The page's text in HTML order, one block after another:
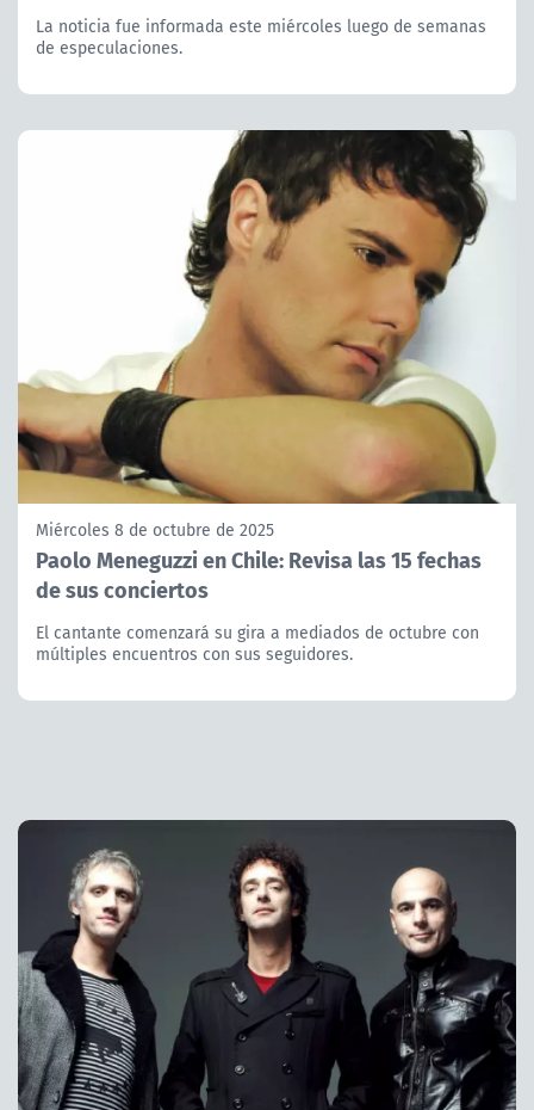
La noticia fue informada este miércoles luego de semanas
de especulaciones.
Miércoles 8 de octubre de 2025
Paolo Meneguzzi en Chile: Revisa las 15 fechas
de sus conciertos
El cantante comenzará su gira a mediados de octubre con
múltiples encuentros con sus seguidores.